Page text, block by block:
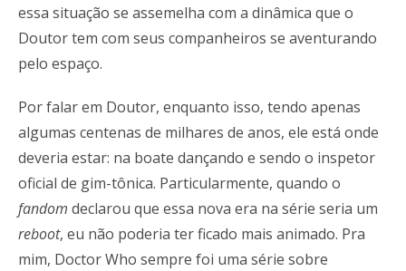
essa situação se assemelha com a dinâmica que o
Doutor tem com seus companheiros se aventurando
pelo espaço.
Por falar em Doutor, enquanto isso, tendo apenas
algumas centenas de milhares de anos, ele está onde
deveria estar: na boate dançando e sendo o inspetor
oficial de gim-tônica. Particularmente, quando o
fandom declarou que essa nova era na série seria um
reboot, eu não poderia ter ficado mais animado. Pra
mim, Doctor Who sempre foi uma série sobre